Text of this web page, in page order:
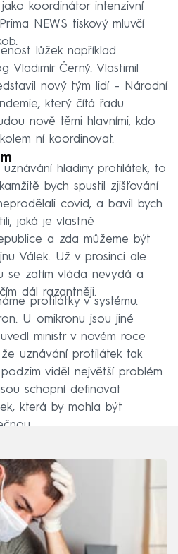
koordinátor intenzivní
NEWS tiskový mluvčí
lůžek například
Vladimír Černý. Vlastimil
nový tým lidí –⁠ Národní
který čítá řadu
nově těmi hlavními, kdo
ní koordinovat.
hladiny protilátek, to
bych spustil zjišťování
covid, a bavil bych
jaká je vlastně
a zda můžeme být
Válek. Už v prosinci ale
se zatím vláda nevydá a
dál razantněji.
protilátky v systému.
U omikronu jsou jiné
ministr v novém roce
uznávání protilátek tak
viděl největší problém
schopní definovat
která by mohla být